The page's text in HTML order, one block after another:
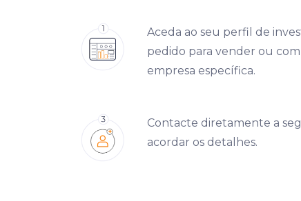
Aceda ao seu perfil de
pedido para vender ou
empresa específica.
Contacte diretamente a
acordar os detalhes.